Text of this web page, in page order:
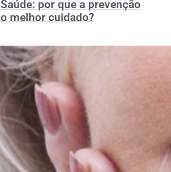
por que a prevenção
melhor cuidado?